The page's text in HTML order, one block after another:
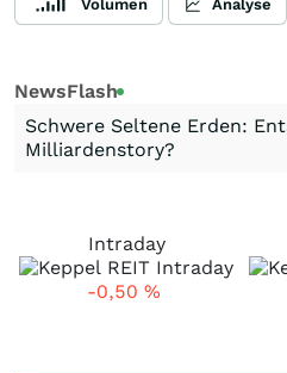
Volumen Analyse
NewsFlash
Schwere Seltene Erden:
Milliardenstory?
Intraday
-0,50 %